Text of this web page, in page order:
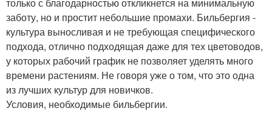
только с благодарностью откликнется на минимальную
заботу, но и простит небольшие промахи. Бильбергия -
культура выносливая и не требующая специфического
подхода, отлично подходящая даже для тех цветоводов,
у которых рабочий график не позволяет уделять много
времени растениям. Не говоря уже о том, что это одна
из лучших культур для новичков.
Условия, необходимые бильбергии.